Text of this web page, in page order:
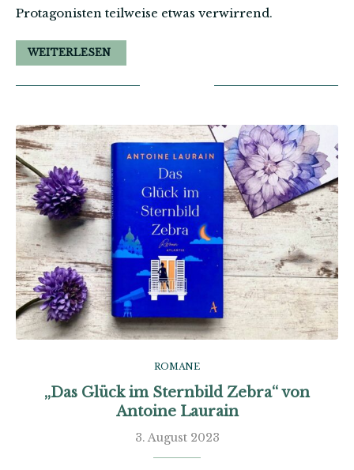
Protagonisten teilweise etwas verwirrend.
WEITERLESEN
ROMANE
„Das Glück im Sternbild Zebra“ von
Antoine Laurain
3. August 2023